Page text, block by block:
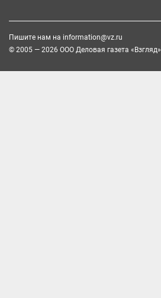
Пишите нам на information@vz.ru
© 2005 — 2026 ООО Деловая газета «Взгляд»